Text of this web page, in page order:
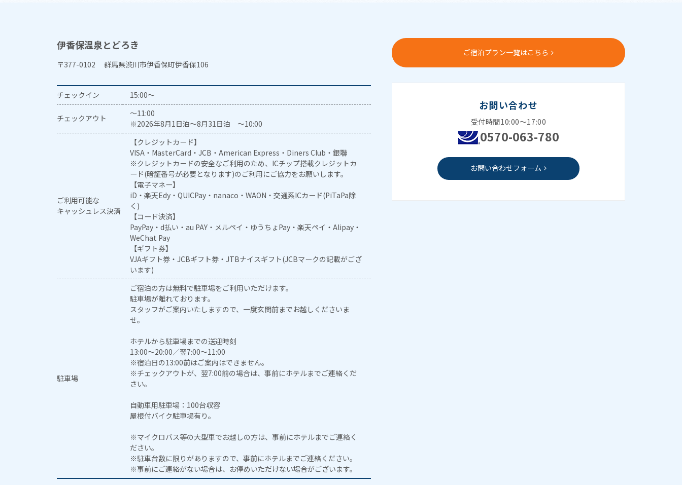
伊香保温泉とどろき
〒377-0102 群馬県渋川市伊香保町伊香保106
チェックイン 15:00～
チェックアウト
～11:00
※2026年8月1日泊～8月31日泊 ～10:00
ご利用可能な
キャッシュレス決済
【クレジットカード】
VISA・MasterCard・JCB・American Express・Diners Club・銀聯
※クレジットカードの安全なご利用のため、ICチップ搭載クレジットカ
ード(暗証番号が必要となります)のご利用にご協力をお願いします。
【電子マネー】
iD・楽天Edy・QUICPay・nanaco・WAON・交通系ICカード(PiTaPa除
く)
【コード決済】
PayPay・d払い・au PAY・メルペイ・ゆうちょPay・楽天ペイ・Alipay・
WeChat Pay
【ギフト券】
VJAギフト券・JCBギフト券・JTBナイスギフト(JCBマークの記載がござ
います)
駐車場
ご宿泊の方は無料で駐車場をご利用いただけます。
駐車場が離れております。
スタッフがご案内いたしますので、一度玄関前までお越しくださいま
せ。
ホテルから駐車場までの送迎時刻
13:00～20:00／翌7:00～11:00
※宿泊日の13:00前はご案内はできません。
※チェックアウトが、翌7:00前の場合は、事前にホテルまでご連絡くだ
さい。
自動車用駐車場：100台収容
屋根付バイク駐車場有り。
※マイクロバス等の大型車でお越しの方は、事前にホテルまでご連絡く
ださい。
※駐車台数に限りがありますので、事前にホテルまでご連絡ください。
※事前にご連絡がない場合は、お停めいただけない場合がございます。
ご宿泊プラン一覧はこちら
お問い合わせ
受付時間10:00～17:00
0570-063-780
お問い合わせフォーム